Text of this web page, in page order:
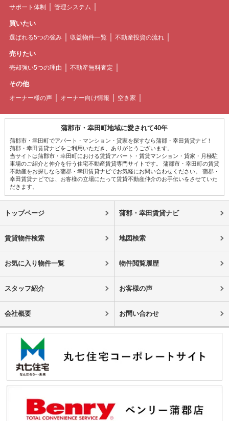
サポート体制
管理システム
買いたい
選ばれる5つの強み 収益物件一覧 不動産投資の流れ
売りたい
売却強い5つの理由 不動産無料査定
その他
オーナー様の声 オーナー向け情報 空き家
蒲郡市・幸田町地域に愛されて40年
蒲郡市・幸田町でアパート・マンション・貸家を探すなら蒲郡・幸田賃貸ナビ！
蒲郡・幸田賃貸ナビをご利用いただき、ありがとうございます。
当サイトは蒲郡市・幸田町における賃貸アパート・賃貸マンション・貸家・月極駐
車場のご紹介と仲介を行う住宅不動産賃貸専門サイトです。 蒲郡市・幸田町の賃貸
不動産をお探しなら蒲郡・幸田賃貸ナビでお気軽にお問い合わせください。 蒲郡・
幸田賃貸ナビでは、お客様の立場にたって賃貸不動産仲介のお手伝いをさせていた
だきます。
トップページ 蒲郡・幸田賃貸ナビ
賃貸物件検索 地図検索
お気に入り物件一覧 物件閲覧履歴
スタッフ紹介 お客様の声
会社概要 お問い合わせ